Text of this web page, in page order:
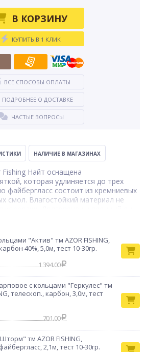
В КОРЗИНУ
КУПИТЬ В 1 КЛИК
ВСЕ СПОСОБЫ ОПЛАТЫ
ПОДРОБНЕЕ О ДОСТАВКЕ
ЧАСТЫЕ ВОПРОСЫ
НАЛИЧИЕ В МАГАЗИНАХ
Найт оснащена
которая удлиняется до трех
файбергласс состоит из кремниевых
смол. Влагостойкий материал не
– 70 градусов. Удилище подходит
грамм.
Удочка
"Актив" тм AZOR FISHING,
40%, 5,0м, тест 10-30гр.
1 394.00
с кольцами "Геркулес" тм
телескоп., карбон, 3,0м, тест
701.00
тм AZOR FISHING,
2,1м, тест 10-30гр.